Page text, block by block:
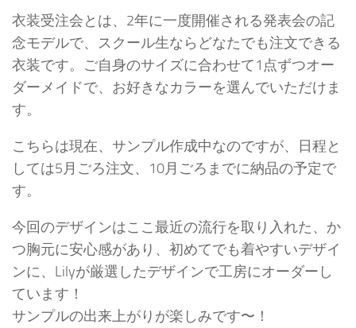
衣装受注会とは、2年に一度開催される発表会の記
念モデルで、スクール生ならどなたでも注文できる
衣装です。ご自身のサイズに合わせて1点ずつオー
ダーメイドで、お好きなカラーを選んでいただけま
す。
こちらは現在、サンプル作成中なのですが、日程と
しては5月ごろ注文、10月ごろまでに納品の予定で
す。
今回のデザインはここ最近の流行を取り入れた、か
つ胸元に安心感があり、初めてでも着やすいデザイ
ンに、Lilyが厳選したデザインで工房にオーダーし
ています！
サンプルの出来上がりが楽しみです〜！